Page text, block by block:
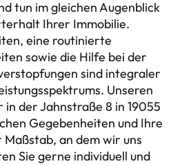
tun im gleichen Augenblick
Ihrer Immobilie.
eine routinierte
sowie die Hilfe bei der
sind integraler
Unseren
der Jahnstraße 8 in 19055
Gegebenheiten und Ihre
an dem wir uns
Sie gerne individuell und